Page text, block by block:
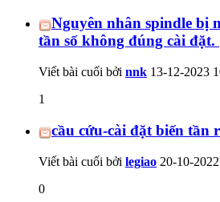
Nguyên nhân spindle bị
tần số không đúng cài đặt.
Viết bài cuối bởi nnk 13-12-2023
1
cầu cứu-cài đặt biến tần
Viết bài cuối bởi legiao 20-10-2022
0